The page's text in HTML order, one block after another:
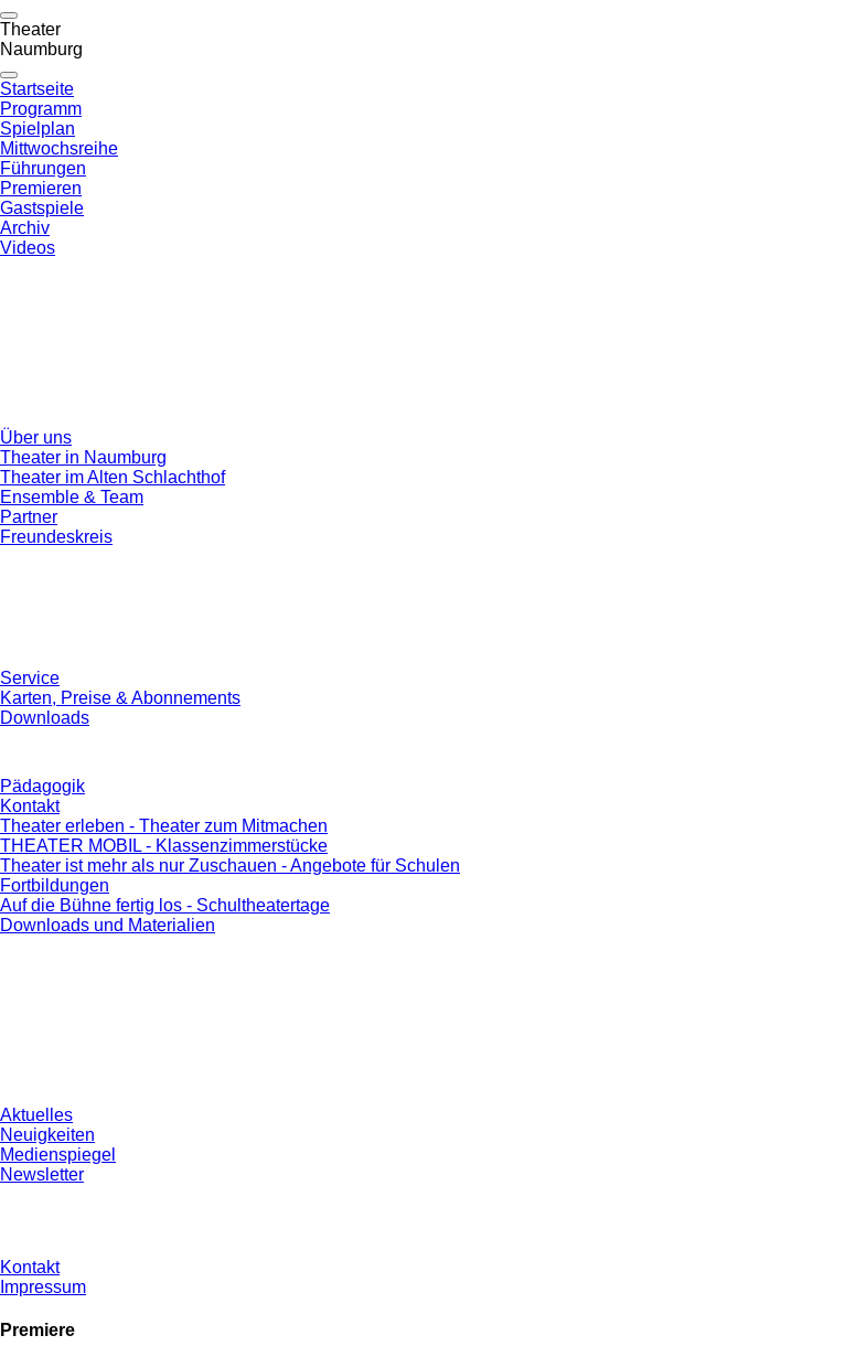
Theater
Naumburg
Startseite
Programm
Spielplan
Mittwochsreihe
Führungen
Premieren
Gastspiele
Archiv
Videos
Über uns
Theater in Naumburg
Theater im Alten Schlachthof
Ensemble & Team
Partner
Freundeskreis
Service
Karten, Preise & Abonnements
Downloads
Pädagogik
Kontakt
Theater erleben - Theater zum Mitmachen
THEATER MOBIL - Klassenzimmerstücke
Theater ist mehr als nur Zuschauen - Angebote für Schulen
Fortbildungen
Auf die Bühne fertig los - Schultheatertage
Downloads und Materialien
Aktuelles
Neuigkeiten
Medienspiegel
Newsletter
Kontakt
Impressum
Premiere